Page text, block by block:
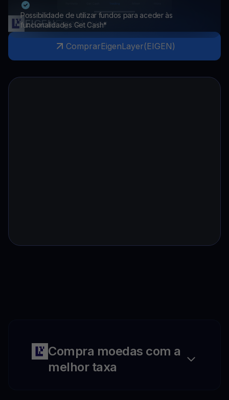
Possibilidade de utilizar fundos para aceder às
funcionalidades Get Cash*
EIGENEigenLayer
ComprarEigenLayer(EIGEN)
Compra moedas com a
melhor taxa